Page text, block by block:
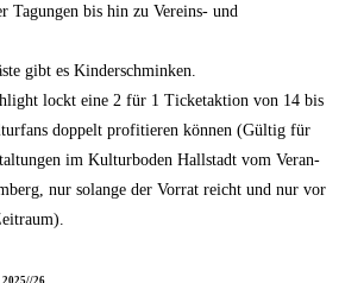
Tagun­gen bis hin zu Ver­eins- und
gibt es Kinderschminken.
lockt eine 2 für 1 Ticke­tak­ti­on von 14 bis
dop­pelt pro­fi­tie­ren kön­nen (Gül­tig für
im Kul­tur­bo­den Hall­stadt vom Ver­an­
nur solan­ge der Vor­rat reicht und nur vor